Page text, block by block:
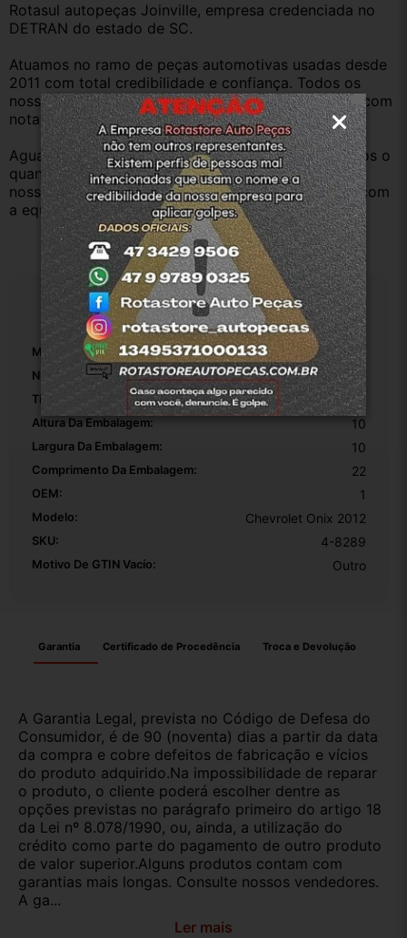
Rotasul autopeças Joinville, empresa credenciada no
DETRAN do estado de SC.
Atuamos no ramo de peças automotivas usadas desde
2011 com total credibilidade e confiança. Todos os
nossos veículos são baixados no Detran. Produtos com
nota fiscal e procedência.
Aguardamos sua pergunta ou compra e atenderemos o
quanto antes. Aceitamos retirada dos produtos em
nossa loja física também, basta entrar em contato com
a equipe Rotasul e tiramos suas dúvidas.
Especificações
Marca: Chevrolet
Número De Peça: 1
Tipo De Veículo: Carro/Caminhonete
Altura Da Embalagem: 10
Largura Da Embalagem: 10
Comprimento Da Embalagem: 22
OEM: 1
Modelo: Chevrolet Onix 2012
SKU: 4-8289
Motivo De GTIN Vacío: Outro
Garantia Certificado de Procedência Troca e Devolução
A Garantia Legal, prevista no Código de Defesa do
Consumidor, é de 90 (noventa) dias a partir da data
da compra e cobre defeitos de fabricação e vícios
do produto adquirido.Na impossibilidade de reparar
o produto, o cliente poderá escolher dentre as
opções previstas no parágrafo primeiro do artigo 18
da Lei nº 8.078/1990, ou, ainda, a utilização do
crédito como parte do pagamento de outro produto
de valor superior.Alguns produtos contam com
garantias mais longas. Consulte nossos vendedores.
A ga...
Ler mais